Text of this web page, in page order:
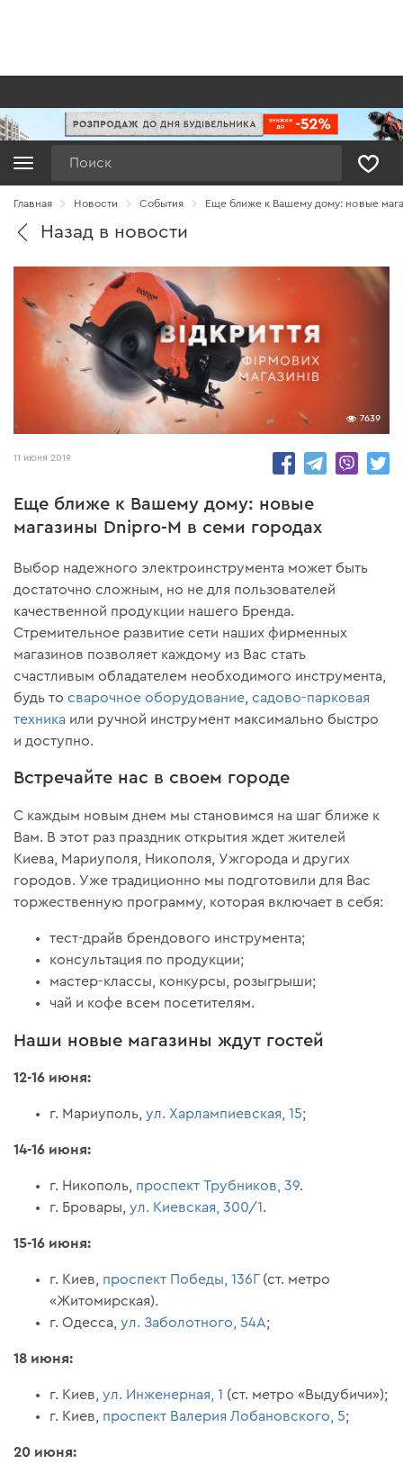
Главная Новости Cобытия Еще ближе к Вашему дому: новые
Назад в новости
7639
11 июня 2019
Еще ближе к Вашему дому: новые
магазины Dnipro-M в семи городах
Выбор надежного электроинструмента может быть
достаточно сложным, но не для пользователей
качественной продукции нашего Бренда.
Стремительное развитие сети наших фирменных
магазинов позволяет каждому из Вас стать
счастливым обладателем необходимого инструмента,
будь то сварочное оборудование ,садово-парковая
техника или ручной инструмент максимально быстро
и доступно.
Встречайте нас в своем городе
С каждым новым днем мы становимся на шаг ближе к
Вам. В этот раз праздник открытия ждет жителей
Киева, Мариуполя, Никополя, Ужгорода и других
городов. Уже традиционно мы подготовили для Вас
торжественную программу, которая включает в себя:
тест-драйв брендового инструмента;
консультация по продукции;
мастер-классы, конкурсы, розыгрыши;
чай и кофе всем посетителям.
Наши новые магазины ждут гостей
12-16 июня:
г. Мариуполь,ул. Харлампиевская, 15;
14-16 июня:
г. Никополь, проспект Трубников, 39.
г. Бровары,ул. Киевская, 300/1 .
15-16 июня:
г. Киев, проспект Победы, 136Г(ст. метро
«Житомирская).
г. Одесса,ул. Заболотного, 54А;
18 июня:
г. Киев,ул. Инженерная, 1 (ст. метро «Выдубичи»);
г. Киев, проспект Валерия Лобановского, 5;
20 июня: